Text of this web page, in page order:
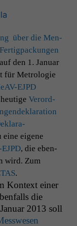
über die Men­
auf den 1. Jan­u­ar
für Metrolo­gie
EJPD
Verord­
eine eigene
, die eben­
wird. Zum
.
Kon­text ein­er
die
2013 soll